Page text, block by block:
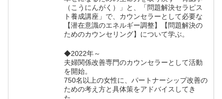
（こうにんがく）」と、「問題解決セラピス
ト養成講座」で、カウンセラーとして必要な
【潜在意識のエネルギー調整】【問題解決の
ためのカウンセリング】について学ぶ。
◆2022年～
夫婦関係改善専門のカウンセラーとして活動
を開始。
750名以上の女性に、パートナーシップ改善の
ための考え方と具体策をアドバイスしてき